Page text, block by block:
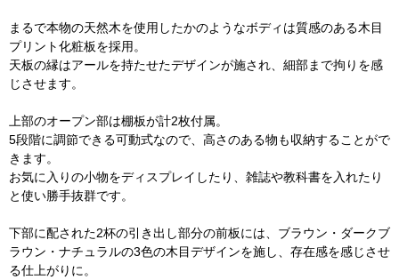
まるで本物の天然木を使用したかのようなボディは質感のある木目
プリント化粧板を採用。
天板の縁はアールを持たせたデザインが施され、細部まで拘りを感
じさせます。
上部のオープン部は棚板が計2枚付属。
5段階に調節できる可動式なので、高さのある物も収納することがで
きます。
お気に入りの小物をディスプレイしたり、雑誌や教科書を入れたり
と使い勝手抜群です。
下部に配された2杯の引き出し部分の前板には、ブラウン・ダークブ
ラウン・ナチュラルの3色の木目デザインを施し、存在感を感じさせ
る仕上がりに。